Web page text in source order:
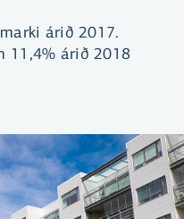
árið 2017.
11,4% árið 2018